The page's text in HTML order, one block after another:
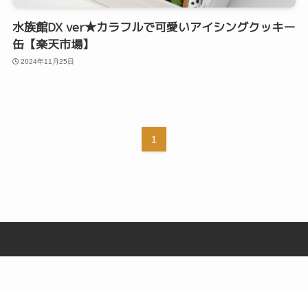
水族館DX ver★カラフルで可愛いアイシングクッキー
缶【楽天市場】
2024年11月25日
1